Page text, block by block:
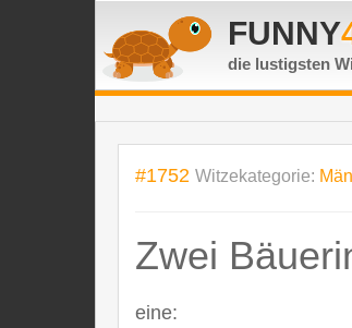
FUNNY
die lustigsten
#1752 Witzekategorie:
Zwei
eine: